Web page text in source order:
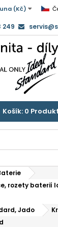
(Kč)
249
Košík: 0
rozety baterií
Jado